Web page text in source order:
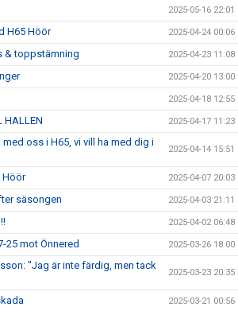
2025-05-16 22:01
H65 Höör 2025-04-24 00:06
& toppstämning 2025-04-23 11:08
2025-04-20 13:00
2025-04-18 12:55
HALLEN 2025-04-17 11:23
oss i H65, vi vill ha med dig i
2025-04-14 15:51
Höör 2025-04-07 20:03
säsongen 2025-04-03 21:11
2025-04-02 06:48
25 mot Önnered 2025-03-26 18:00
"Jag är inte färdig, men tack
2025-03-23 20:35
2025-03-21 00:56